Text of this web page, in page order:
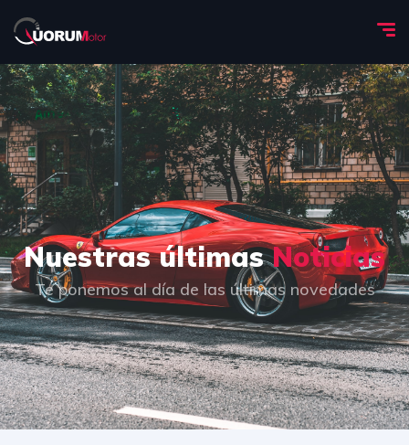
Nuestras últimasNoticias
Te ponemos al día de las últimas novedades